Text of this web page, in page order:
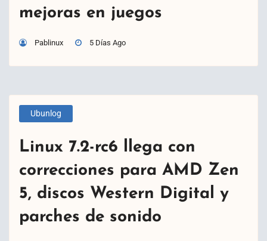
mejoras en juegos
Pablinux 5 Días Ago
Ubunlog
Linux 7.2-rc6 llega con
correcciones para AMD Zen
5, discos Western Digital y
parches de sonido